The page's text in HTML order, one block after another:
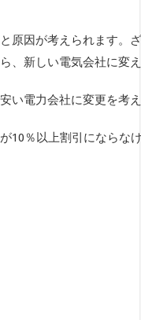
原因が考えられます。
、新しい電気会社に変
い電力会社に変更を考
10％以上割引になら